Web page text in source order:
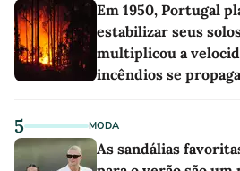
Em 1950, Portugal
estabilizar seus
multiplicou a
incêndios se
5 MODA
As sandálias